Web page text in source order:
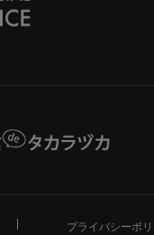
プライバシーポ